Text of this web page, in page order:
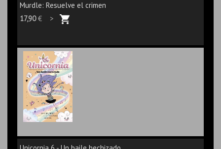
Murdle: Resuelve el crimen
17,90€ >